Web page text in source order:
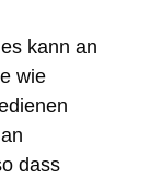
kann an
wie
dass